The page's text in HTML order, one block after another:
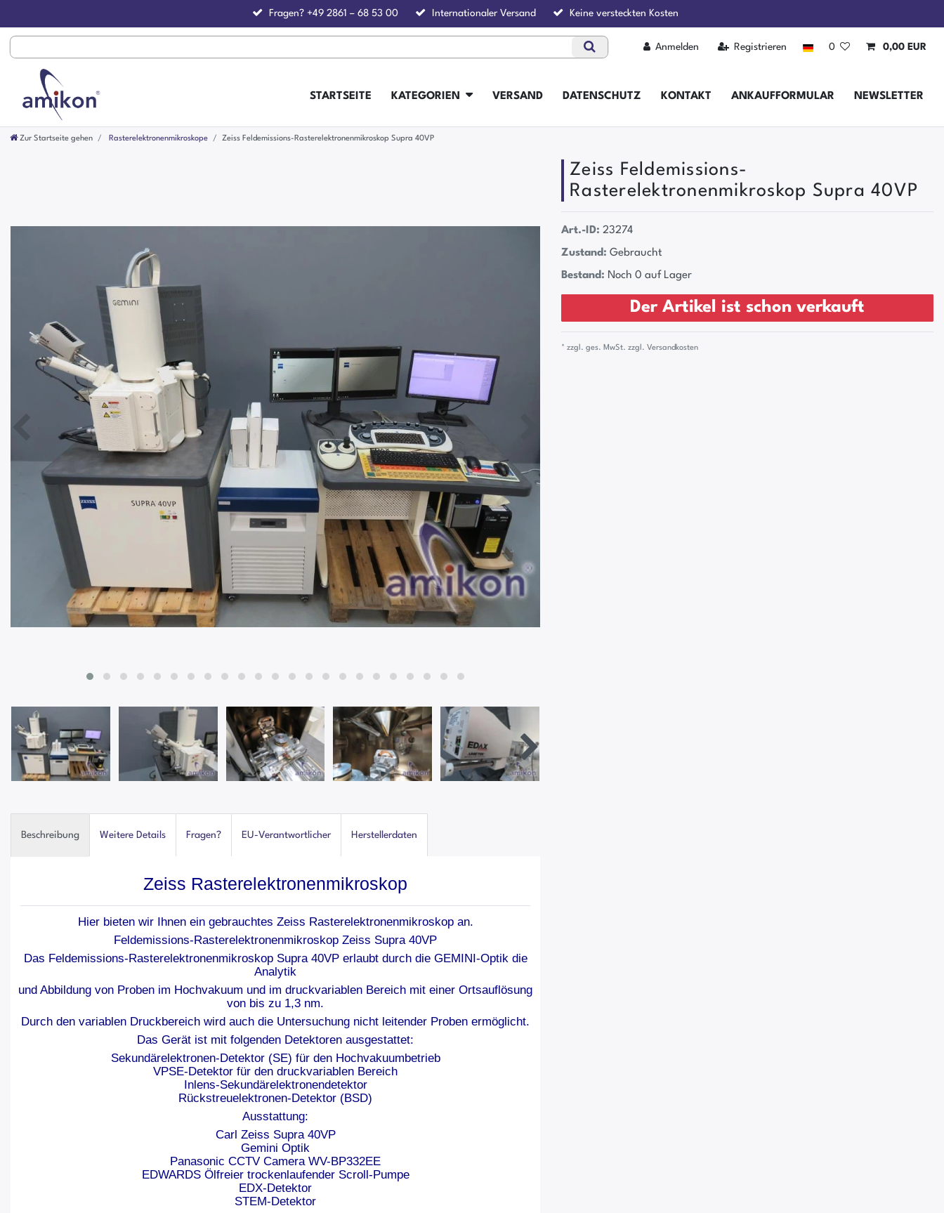
Fragen? +49 2861 – 68 53 00 Internationaler Versand Keine versteckten Kosten
Anmelden Registrieren 0 0,00 EUR
STARTSEITE KATEGORIEN VERSAND DATENSCHUTZ KONTAKT ANKAUFFORMULAR NEWSLETTER
Zur Startseite gehen Rasterelektronenmikroskope Zeiss Feldemissions-Rasterelektronenmikroskop Supra 40VP
Zeiss Feldemissions-
Rasterelektronenmikroskop Supra 40VP
Art.-ID: 23274
Zustand: Gebraucht
Bestand: Noch 0 auf Lager
Der Artikel ist schon verkauft
* zzgl. ges. MwSt. zzgl. Versandkosten
Beschreibung Weitere Details Fragen? EU-Verantwortlicher Herstellerdaten
Zeiss Rasterelektronenmikroskop
Hier bieten wir Ihnen ein gebrauchtes Zeiss Rasterelektronenmikroskop an.
Feldemissions-Rasterelektronenmikroskop Zeiss Supra 40VP
Das Feldemissions-Rasterelektronenmikroskop Supra 40VP erlaubt durch die GEMINI-Optik die
Analytik
und Abbildung von Proben im Hochvakuum und im druckvariablen Bereich mit einer Ortsauflösung
von bis zu 1,3 nm.
Durch den variablen Druckbereich wird auch die Untersuchung nicht leitender Proben ermöglicht.
Das Gerät ist mit folgenden Detektoren ausgestattet:
Sekundärelektronen-Detektor (SE) für den Hochvakuumbetrieb
VPSE-Detektor für den druckvariablen Bereich
Inlens-Sekundärelektronendetektor
Rückstreuelektronen-Detektor (BSD)
Ausstattung:
Carl Zeiss Supra 40VP
Gemini Optik
Panasonic CCTV Camera WV-BP332EE
EDWARDS Ölfreier trockenlaufender Scroll-Pumpe
EDX-Detektor
STEM-Detektor